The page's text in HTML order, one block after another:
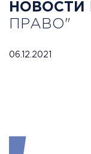
НОВОСТИ
ПРАВО"
06.12.2021